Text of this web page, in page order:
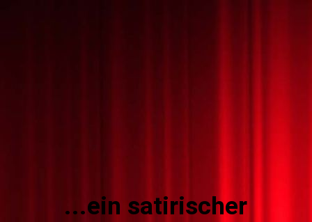
...ein satirischer